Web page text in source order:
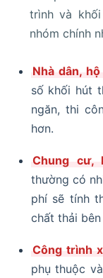
trình và
nhóm chính
Nhà dân,
số khối hút
ngăn, thi
hơn.
Chung cư,
thường có
phí sẽ tính
chất thải
Công trình
phụ thuộc